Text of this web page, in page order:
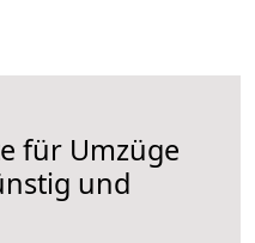
für Umzüge
und